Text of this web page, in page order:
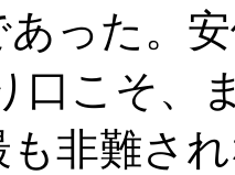
った。
口こそ、
非難さ